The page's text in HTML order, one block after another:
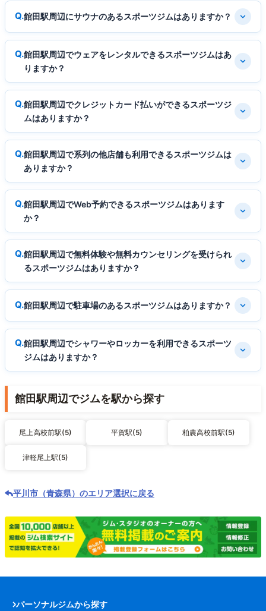
館田駅周辺にサウナのあるスポーツジムはありますか？
館田駅周辺でウェアをレンタルできるスポーツジムはあ
りますか？
館田駅周辺でクレジットカード払いができるスポーツジ
ムはありますか？
館田駅周辺で系列の他店舗も利用できるスポーツジムは
ありますか？
館田駅周辺でWeb予約できるスポーツジムはあります
か？
館田駅周辺で無料体験や無料カウンセリングを受けられ
るスポーツジムはありますか？
館田駅周辺で駐車場のあるスポーツジムはありますか？
館田駅周辺でシャワーやロッカーを利用できるスポーツ
ジムはありますか？
館田駅周辺でジムを駅から探す
尾上高校前駅(5) 平賀駅(5) 柏農高校前駅(5)
津軽尾上駅(5)
平川市（青森県）のエリア選択に戻る
パーソナルジムから探す